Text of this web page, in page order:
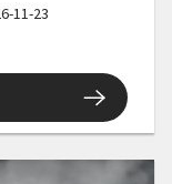
11-23